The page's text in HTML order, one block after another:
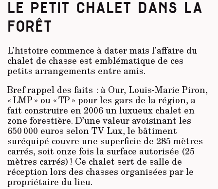
LE PETIT CHALET DANS LA
FORÊT
L’histoire commence à dater mais l’affaire du
chalet de chasse est emblématique de ces
petits arrangements entre amis.
Bref rappel des faits : à Our, Louis-Marie Piron,
« LMP » ou « TP » pour les gars de la région, a
fait construire en 2006 un luxueux chalet en
zone forestière. D’une valeur avoisinant les
650 000 euros selon TV Lux, le bâtiment
suréquipé couvre une superficie de 285 mètres
carrés, soit onze fois la surface autorisée (25
mètres carrés) ! Ce chalet sert de salle de
réception lors des chasses organisées par le
propriétaire du lieu.